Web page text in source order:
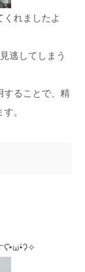
れましたよ
逃してしまう
することで、精
。
ʕ•̀ω•́ʔ✧